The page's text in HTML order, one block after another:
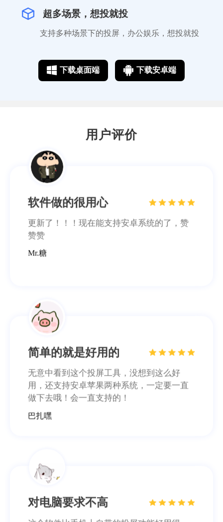
超多场景，想投就投
支持多种场景下的投屏，办公娱乐，想投就投
下载桌面端 下载安卓端
用户评价
相比其他投屏软件更便捷，基本支持任何视
软件做的很用心
更新了！！！现在能支持安卓系统的了，赞
赞赞
Mr.糖
简单的就是好用的
无意中看到这个投屏工具，没想到这么好
用，还支持安卓苹果两种系统，一定要一直
做下去哦！会一直支持的！
巴扎嘿
对电脑要求不高